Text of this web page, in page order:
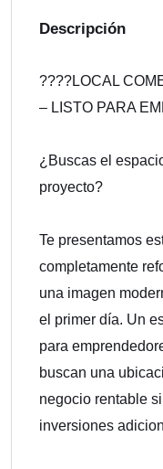
Descripción
????LOCAL
– LISTO PARA
¿Buscas el
proyecto?
Te presentamos
completamente
una imagen
el primer día. Un
para
buscan una
negocio rentable
inversiones